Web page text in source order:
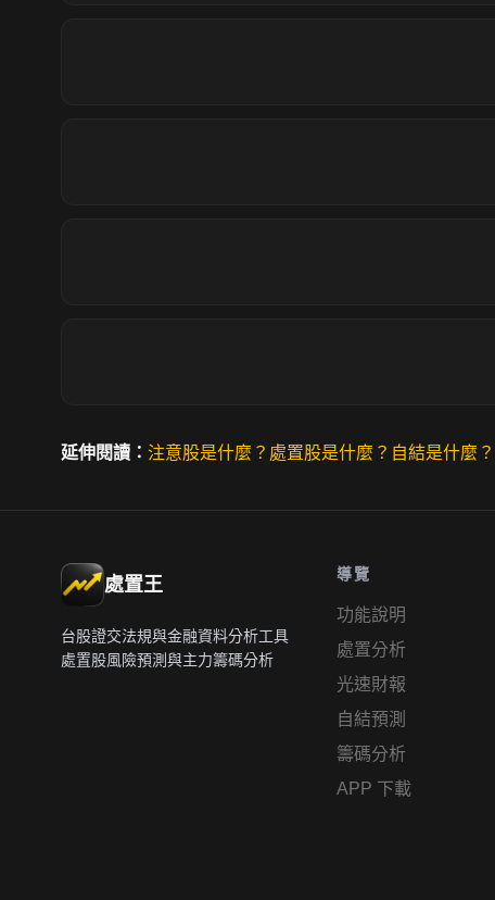
延伸閱讀： 注意股是什麼？ 處置股是什麼？ 自結是什麼？
處置王
台股證交法規與金融資料分析工具
處置股風險預測與主力籌碼分析
導覽
功能說明
處置分析
光速財報
自結預測
籌碼分析
APP 下載